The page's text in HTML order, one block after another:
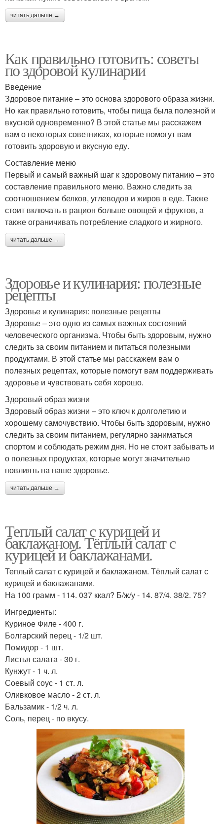
читать дальше →
Как правильно готовить: советы
по здоровой кулинарии
Введение
Здоровое питание – это основа здорового образа жизни.
Но как правильно готовить, чтобы пища была полезной и
вкусной одновременно? В этой статье мы расскажем
вам о некоторых советниках, которые помогут вам
готовить здоровую и вкусную еду.
Составление меню
Первый и самый важный шаг к здоровому питанию – это
составление правильного меню. Важно следить за
соотношением белков, углеводов и жиров в еде. Также
стоит включать в рацион больше овощей и фруктов, а
также ограничивать потребление сладкого и жирного.
читать дальше →
Здоровье и кулинария: полезные
рецепты
Здоровье и кулинария: полезные рецепты
Здоровье – это одно из самых важных состояний
человеческого организма. Чтобы быть здоровым, нужно
следить за своим питанием и питаться полезными
продуктами. В этой статье мы расскажем вам о
полезных рецептах, которые помогут вам поддерживать
здоровье и чувствовать себя хорошо.
Здоровый образ жизни
Здоровый образ жизни – это ключ к долголетию и
хорошему самочувствию. Чтобы быть здоровым, нужно
следить за своим питанием, регулярно заниматься
спортом и соблюдать режим дня. Но не стоит забывать и
о полезных продуктах, которые могут значительно
повлиять на наше здоровье.
читать дальше →
Теплый салат с курицей и
баклажаном. Тёплый салат с
курицей и баклажанами.
Теплый салат с курицей и баклажаном. Тёплый салат с
курицей и баклажанами.
На 100 грамм - 114. 037 ккал? Б/ж/у - 14. 87/4. 38/2. 75?
Ингредиенты:
Куриное Филе - 400 г.
Болгарский перец - 1/2 шт.
Помидор - 1 шт.
Листья салата - 30 г.
Кунжут - 1 ч. л.
Соевый соус - 1 ст. л.
Оливковое масло - 2 ст. л.
Бальзамик - 1/2 ч. л.
Соль, перец - по вкусу.